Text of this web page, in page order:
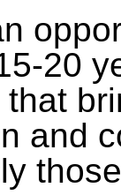
20
and